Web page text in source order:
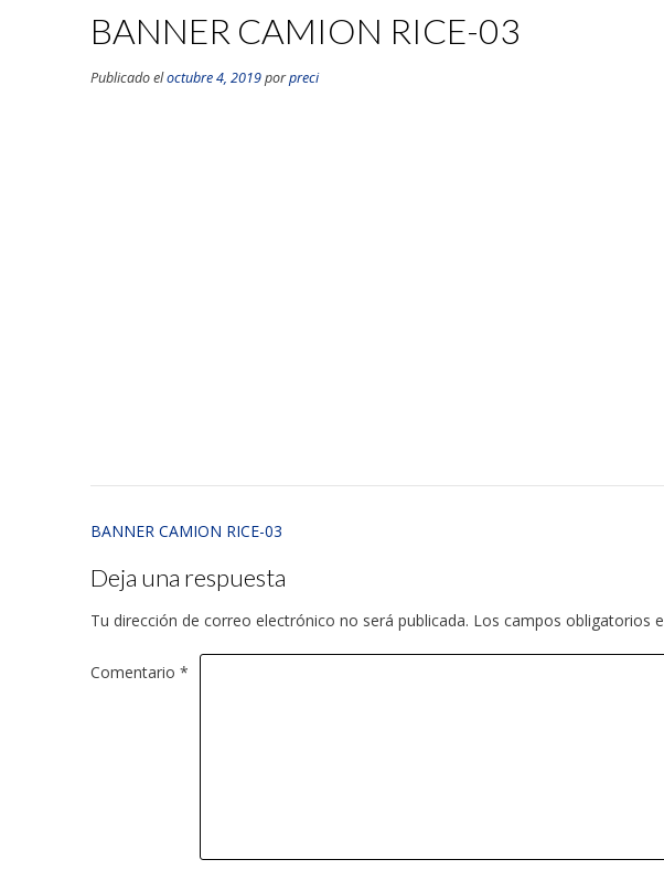
BANNER CAMION RICE-03
Publicado eloctubre 4, 2019porpreci
BANNER CAMION RICE-03
Deja una respuesta
Tu dirección de correo electrónico no será publicada. Los campos obligatorios
Comentario *